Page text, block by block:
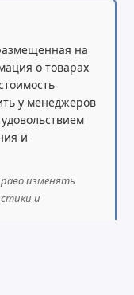
на
о товарах
у менеджеров
и
изменять
и